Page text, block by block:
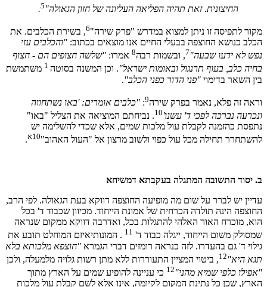
החיצונית. זאת תהיה הפליאה העליונה של חזון הגאולה" 5
.
מקור לתפיסה זו ניתן למצוא במדרש "פרק שירה"6, בשירת הכלבים. את
הכלב כנושא החוצפה בבעלי החיים אנו מוצאים בכתוב: "והכלבים עזי
נפש לא ידעו שבעה" 7, ובשמות רבה8 אמרו: "שלשה חצופים הם - חצוף
בחיה כלב, בעוף תרנגול ובאומות ישראל". וכן המשנה בסוטה
משתמשת
בין השאר בדימוי "פני הדור כפני הכלב".
וראה זה פלא, נאמר בפרק שירה9
: "כלבים אומרים: 'באו נשתחווה
ונכרעה נברכה לפכי ד' עשנו' 10. נביחתם המוציאה את הצליל "באו"
נתפסת כהזמנה לקבלת עול מלכות שמים, אלא שכדי להשלימה יש
להשתחרר תחילה מכל עול כפוי ולשוב מרצון אל "העול האהוב"10א .
ב. יסוד התשובה המתגלה בעקבתא דמשיחא
עדיין יש לברר על שום מה מופיעה החוצפה דווקא בעת הגאולה. לפי הרב,
החוצפה הינה תולדה הכרחית של אמונת הייחוד. מכיוון שכבוד ד' בכל
הוא, מוכרח האור האלהי להתגלות בכל, ואדרבה דווקא ממקום שנראה
שמסולק משום הייחוד, ייגלה כבוד ד' 11 . המונותיאיזם המוחלט תובע את
גילוי ד' גם בהעדרו. לזה כנראה רומזים דברי הגמרא "חוצפא מלכותא בלא
תגא היא" 12, ביטוי המציין התעוררות ללא מתן רשות גלויה מלמעלה, ולכן
"אפילו כלפי שמיא מהני" 12 כי עניינה להופיע שמים על הארץ מתוך
הארץ, שכן כל נתינת המקום לקיומה, אינו אלא לשם קבלת עול מלכות